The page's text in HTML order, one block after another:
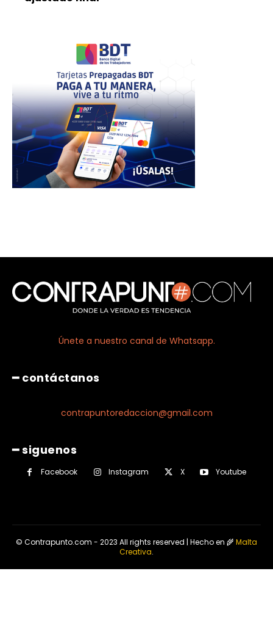
Únete a nuestro canal de Whatsapp.
━ contáctanos
contrapuntoredaccion@gmail.com
━ siguenos
Facebook Instagram X Youtube
© Contrapunto.com - 2023 All rights reserved | Hecho en 🌾Malta
Creativa.